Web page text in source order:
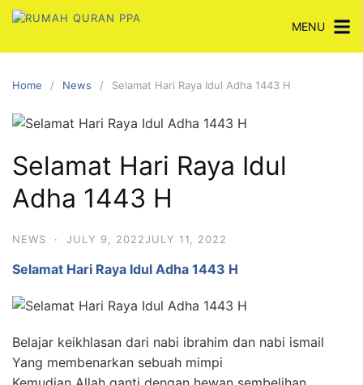
Skip
content
MENU
Home News Selamat Hari Raya Idul Adha 1443 H
Selamat Hari Raya Idul
Adha 1443 H
NEWS · JULY 9, 2022JULY 11, 2022
Selamat Hari Raya Idul Adha 1443 H
Belajar keikhlasan dari nabi ibrahim dan nabi ismail
Yang membenarkan sebuah mimpi